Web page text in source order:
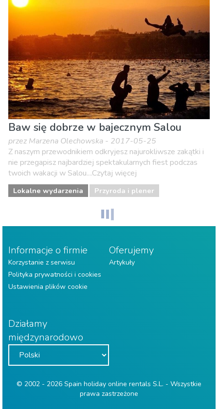
Baw się dobrze w bajecznym Salou
przez Marzena Olechowska - 2017-05-25
Z naszym przewodnikiem odkryjesz najurokliwsze zakątki i
nie przegapisz najbardziej spektakularnych fiest podczas
twoich wakacji w Salou....Czytaj więcej
Lokalne wydarzenia Przyroda i plener
Informacje o firmie
Korzystanie z serwisu
Polityka prywatności i cookies
Ustawienia plików cookie
Oferujemy
Artykuły
Działamy
międzynarodowo
© 2002 - 2026 Spain holiday online rentals S.L. - Wszystkie
prawa zastrzeżone